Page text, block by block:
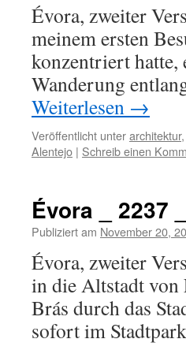
Évora, zweiter
meinem ersten
konzentriert hatte,
Wanderung
Weiterlesen →
Veröffentlicht unterarchitektur,
Alentejo | Schreib einen
Évora _ 2237
Publiziert am November 20,
Évora, zweiter
in die Altstadt von
Brás durch das
sofort im